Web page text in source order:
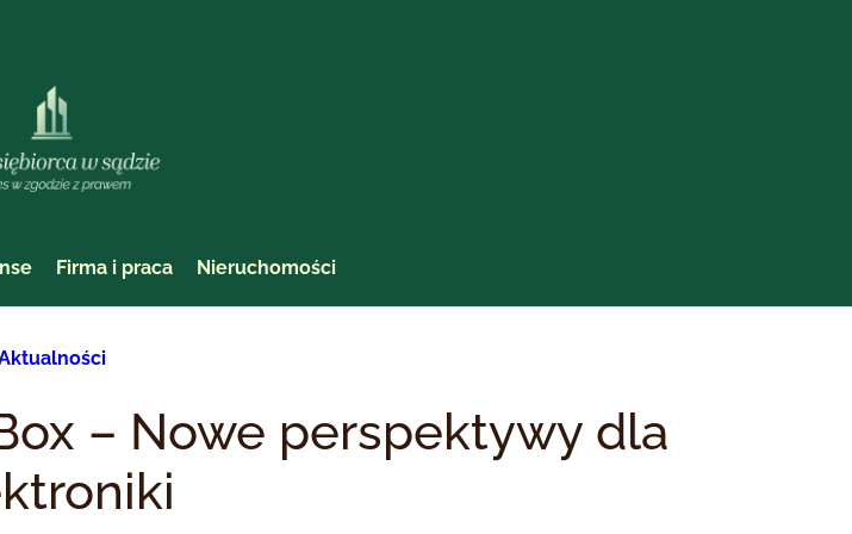
Firma i praca Nieruchomości
– Nowe perspektywy dla